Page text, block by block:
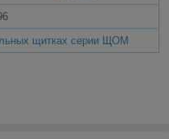
щитках серии ЩОМ